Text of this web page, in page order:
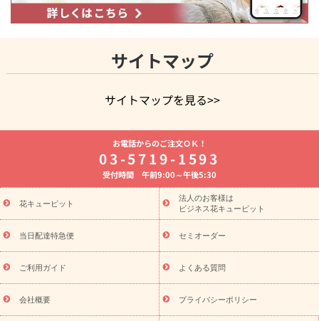
サイトマップ
サイトマップを見る>>
よく贈られる花
お祝いの花特集
誕生日フラワーギフト特集
8月の誕生花(トルコキキョウ)
開店・開業祝い
お供え・お悔やみ お供え・お悔やみの花
通夜・葬儀に贈る花 胡蝶蘭・花鉢
ーブドフラワー
季節のイベント
ひまわり ギフト・プレゼント
特集
お盆 花（新盆・初盆） 季節のイベント
お盆 花（新
盆・初盆）
お盆 花（新盆・初盆）
お盆・お供え 花とセットギ
フト
お盆・お供え プリザーブドフラワー
ひまわり ギフト・プ
レゼント特集
夏の花贈り・お中元・暑中見舞い 花のギフト特集
敬老の日におくる花ギフト・プレゼント特集
花ギフト・プレゼント特集
敬老の日 花のおすすめランキング
敬
老の日 花鉢植えのギフト・プレゼント特集
敬老の日 花とセットギ
フト・プレゼント特集
敬老の日の花 全てのギフト一覧
キャン
お電話からのご注文ＯＫ！
03-5719-1593
受付時間 午前9:00～午後5:30
花キューピット
法人のお客様は
ビジネス花キューピット
当日配達特急便 セミオーダー
ご利用ガイド よくある質問
会社概要 プライバシーポリシー